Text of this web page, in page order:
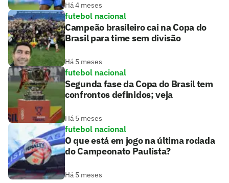
Há 4 meses
futebol nacional
Campeão brasileiro cai na Copa do
Brasil para time sem divisão
Há 5 meses
futebol nacional
Segunda fase da Copa do Brasil tem
confrontos definidos; veja
Há 5 meses
futebol nacional
O que está em jogo na última rodada
do Campeonato Paulista?
Há 5 meses